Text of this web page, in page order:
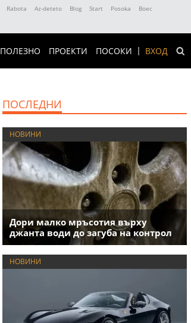
Rabota Az-deteto Blog Start Posoka
Boec
ВХОД
ПОЛЕЗНО ПРОЕКТИ ПОСОКИ
ПОСЛЕДНИ
НОВИНИ
Дори малко мръсотия върху
джанта води до загуба на контрол
НОВИНИ